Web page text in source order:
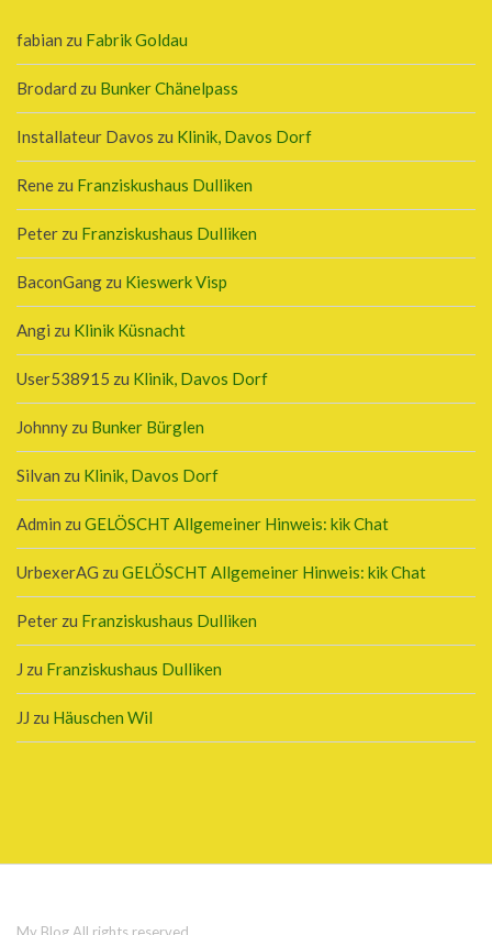
fabian zu Fabrik Goldau
Brodard zu Bunker Chänelpass
Installateur Davos zu Klinik, Davos Dorf
Rene zu Franziskushaus Dulliken
Peter zu Franziskushaus Dulliken
BaconGang zu Kieswerk Visp
Angi zu Klinik Küsnacht
User538915 zu Klinik, Davos Dorf
Johnny zu Bunker Bürglen
Silvan zu Klinik, Davos Dorf
Admin zu GELÖSCHT Allgemeiner Hinweis: kik Chat
UrbexerAG zu GELÖSCHT Allgemeiner Hinweis: kik Chat
Peter zu Franziskushaus Dulliken
J zu Franziskushaus Dulliken
JJ zu Häuschen Wil